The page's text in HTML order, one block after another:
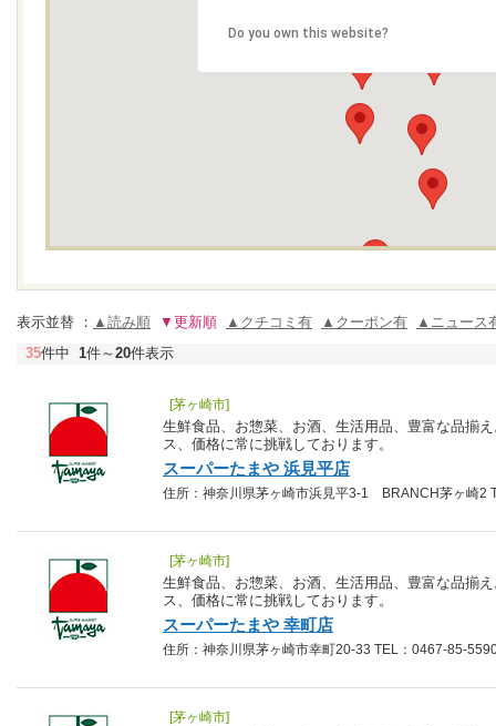
Do you own this website?
表示並替 ： ▲読み順 ▼更新順 ▲クチコミ有 ▲クーポン有
▲ニュース
35件中 1件～ 20件表示
[茅ヶ崎市]
生鮮食品、お惣菜、お酒、生活用品、豊富な品揃
ス、価格に常に挑戦しております。
スーパーたまや 浜見平店
住所：神奈川県茅ヶ崎市浜見平3-1 BRANCH茅ヶ崎2
[茅ヶ崎市]
生鮮食品、お惣菜、お酒、生活用品、豊富な品揃
ス、価格に常に挑戦しております。
スーパーたまや 幸町店
住所：神奈川県茅ヶ崎市幸町20-33 TEL：0467-85-
[茅ヶ崎市]